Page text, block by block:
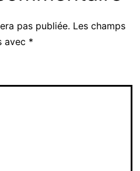
pas publiée. Les champs
avec *